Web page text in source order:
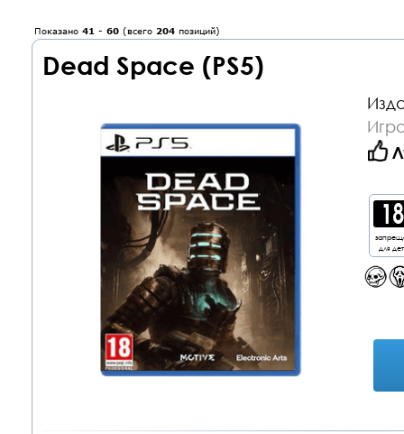
Показано 41 - 60 (всего 204 позиций)
Dead Space (PS5)
для